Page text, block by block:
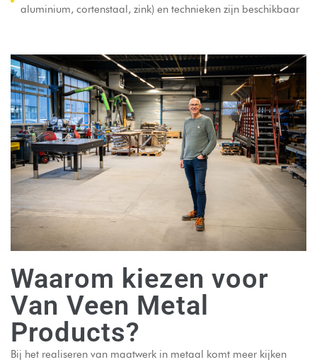
aluminium, cortenstaal, zink) en technieken zijn beschikbaar
Waarom kiezen voor
Van Veen Metal
Products?
Bij het realiseren van maatwerk in metaal komt meer kijken